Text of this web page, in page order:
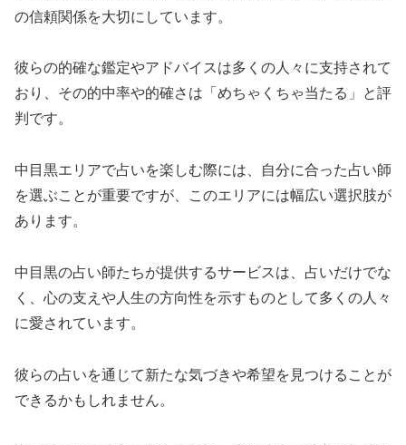
の信頼関係を大切にしています。
彼らの的確な鑑定やアドバイスは多くの人々に支持されて
おり、その的中率や的確さは「めちゃくちゃ当たる」と評
判です。
中目黒エリアで占いを楽しむ際には、自分に合った占い師
を選ぶことが重要ですが、このエリアには幅広い選択肢が
あります。
中目黒の占い師たちが提供するサービスは、占いだけでな
く、心の支えや人生の方向性を示すものとして多くの人々
に愛されています。
彼らの占いを通じて新たな気づきや希望を見つけることが
できるかもしれません。